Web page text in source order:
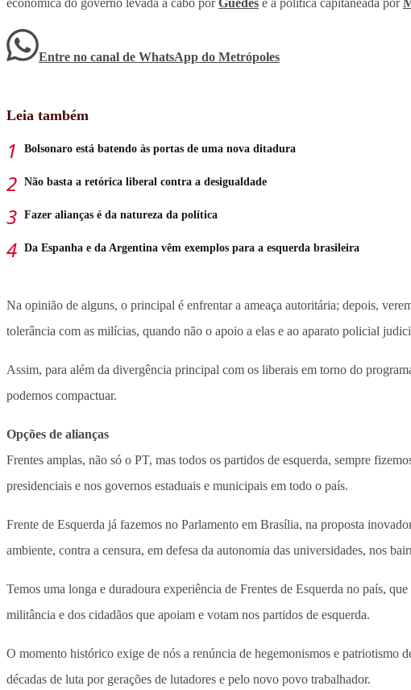
econômica do governo levada a cabo porGuedes e a política capitaneada por
Entre no canal de WhatsApp do Metrópoles
Leia também
Bolsonaro está batendo às portas de uma nova ditadura
Não basta a retórica liberal contra a desigualdade
Fazer alianças é da natureza da política
Da Espanha e da Argentina vêm exemplos para a esquerda brasileira
Na opinião de alguns, o principal é enfrentar a ameaça autoritária; depois,
tolerância com as milícias, quando não o apoio a elas e ao aparato policial
Assim, para além da divergência principal com os liberais em torno do
podemos compactuar.
Opções de alianças
Frentes amplas, não só o PT, mas todos os partidos de esquerda, sempre
presidenciais e nos governos estaduais e municipais em todo o país.
Frente de Esquerda já fazemos no Parlamento em Brasília, na proposta
ambiente, contra a censura, em defesa da autonomia das universidades, nos
Temos uma longa e duradoura experiência de Frentes de Esquerda no país,
militância e dos cidadãos que apoiam e votam nos partidos de esquerda.
O momento histórico exige de nós a renúncia de hegemonismos e patriotismo
décadas de luta por gerações de lutadores e pelo novo povo trabalhador.